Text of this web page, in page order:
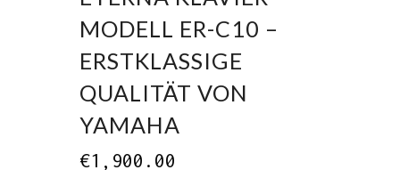
MODELL ER-C10 –
ERSTKLASSIGE
QUALITÄT VON
YAMAHA
€1,900.00